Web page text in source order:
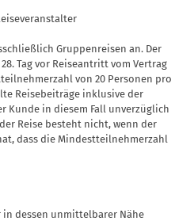
Gruppenreisen an. Der
Tag vor Reisean­tritt vom Vertrag
von 20 Personen pro
Reisebeiträge inklusive der
Kunde in diesem Fall unverzüglich
Reise besteht nicht, wenn der
dass die Mindestteilnehmerzahl
des­sen unmittelbarer Nähe